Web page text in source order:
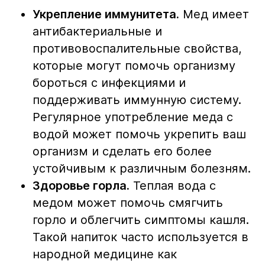
Укрепление иммунитета. Мед имеет
антибактериальные и
противовоспалительные свойства,
которые могут помочь организму
бороться с инфекциями и
поддерживать иммунную систему.
Регулярное употребление меда с
водой может помочь укрепить ваш
организм и сделать его более
устойчивым к различным болезням.
Здоровье горла. Теплая вода с
медом может помочь смягчить
горло и облегчить симптомы кашля.
Такой напиток часто используется в
народной медицине как